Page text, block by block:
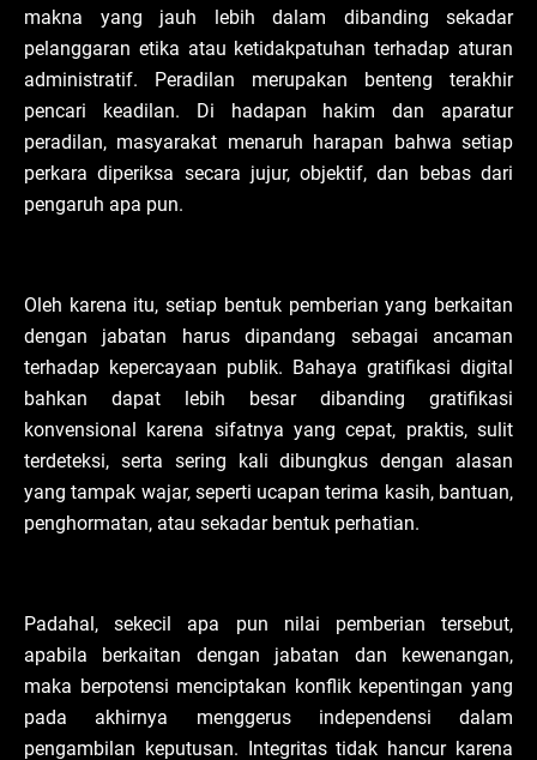
makna yang jauh lebih dalam dibanding sekadar
pelanggaran etika atau ketidakpatuhan terhadap aturan
administratif. Peradilan merupakan benteng terakhir
pencari keadilan. Di hadapan hakim dan aparatur
peradilan, masyarakat menaruh harapan bahwa setiap
perkara diperiksa secara jujur, objektif, dan bebas dari
pengaruh apa pun.
Oleh karena itu, setiap bentuk pemberian yang berkaitan
dengan jabatan harus dipandang sebagai ancaman
terhadap kepercayaan publik. Bahaya gratifikasi digital
bahkan dapat lebih besar dibanding gratifikasi
konvensional karena sifatnya yang cepat, praktis, sulit
terdeteksi, serta sering kali dibungkus dengan alasan
yang tampak wajar, seperti ucapan terima kasih, bantuan,
penghormatan, atau sekadar bentuk perhatian.
Padahal, sekecil apa pun nilai pemberian tersebut,
apabila berkaitan dengan jabatan dan kewenangan,
maka berpotensi menciptakan konflik kepentingan yang
pada akhirnya menggerus independensi dalam
pengambilan keputusan. Integritas tidak hancur karena